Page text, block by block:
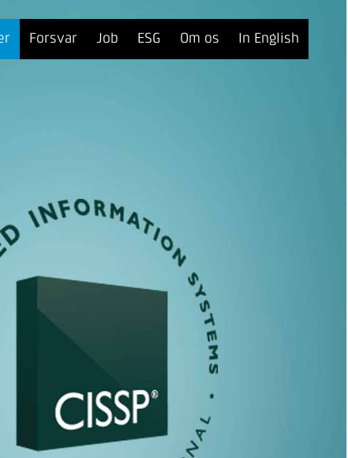
Forsvar Job ESG Om os In English